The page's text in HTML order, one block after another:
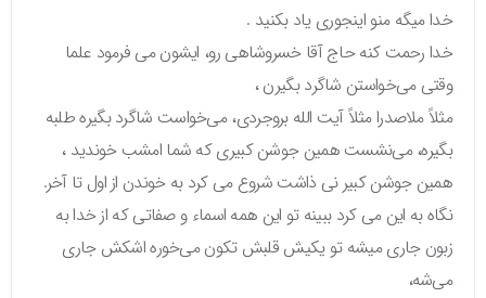
خدا میگه منو اینجوری یاد بکنید .
خدا رحمت کنه حاج آقا خسروشاهی رو، ایشون می فرمود علما
وقتی می‌خواستن شاگرد بگیرن ،
مثلاً ملاصدرا مثلاً آیت الله بروجردی، می‌خواست شاگرد بگیره طلبه
بگیره، می‌نشست همین جوشن کبیری که شما امشب خوندید ،
همین جوشن کبیر نی ذاشت شروع می کرد به خوندن از اول تا آخر.
نگاه به این می کرد ببینه تو این همه اسماء و صفاتی که از خدا به
زبون جاری میشه تو یکیش قلبش تکون می‌خوره اشکش جاری
می‌شه،